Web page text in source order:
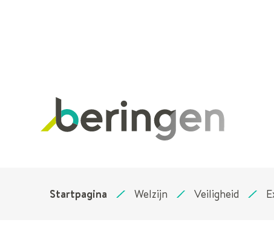
Stad
Beringen
Startpagina Welzijn Veiligheid